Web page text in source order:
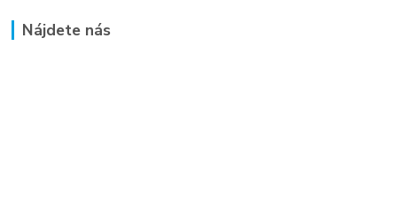
Nájdete nás